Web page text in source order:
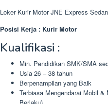
Loker Kurir Motor JNE Express
Posisi Kerja : Kurir Motor
Kualifikasi :
Min. Pendidikan SMK/SMA
Usia 26 – 38 tahun
Berpenampilan yang Baik
Terbiasa Mengendarai Mobil